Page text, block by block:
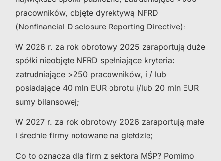
pracowników, objęte dyrektywą NFRD
(Nonfinancial Disclosure Reporting Directive);
W 2026 r. za rok obrotowy 2025 zaraportują duże
spółki nieobjęte NFRD spełniające kryteria:
zatrudniające >250 pracowników, i / lub
posiadające 40 mln EUR obrotu i/lub 20 mln EUR
sumy bilansowej;
W 2027 r. za rok obrotowy 2026 zaraportują małe
i średnie firmy notowane na giełdzie;
Co to oznacza dla firm z sektora MŚP? Pomimo